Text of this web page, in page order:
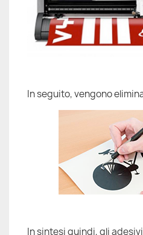
In seguito, vengono
In sintesi quindi, gli